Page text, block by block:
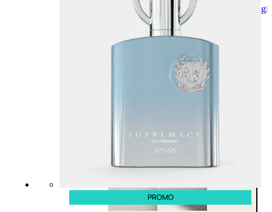
Aggiungi
PROMO